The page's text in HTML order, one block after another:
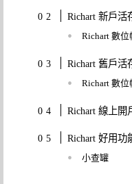
Richart 新戶活
Richart 數位
Richart 舊戶活
Richart 數位
Richart 線上開
Richart 好用功
小查罐